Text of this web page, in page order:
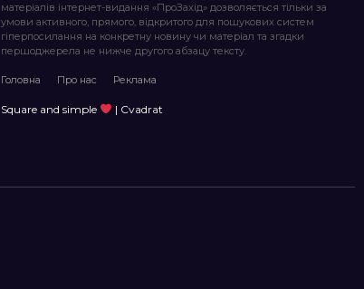
матеріалів інтернет-видання «ПроЗахід» дозволяється тільки за
умови активного, прямого, відкритого для пошукових систем
гіперпосилання на конкретну новину чи матеріал та згадки
першоджерела не нижче другого абзацу тексту.
Головна Про нас Реклама
Square and simple | Cvadrat